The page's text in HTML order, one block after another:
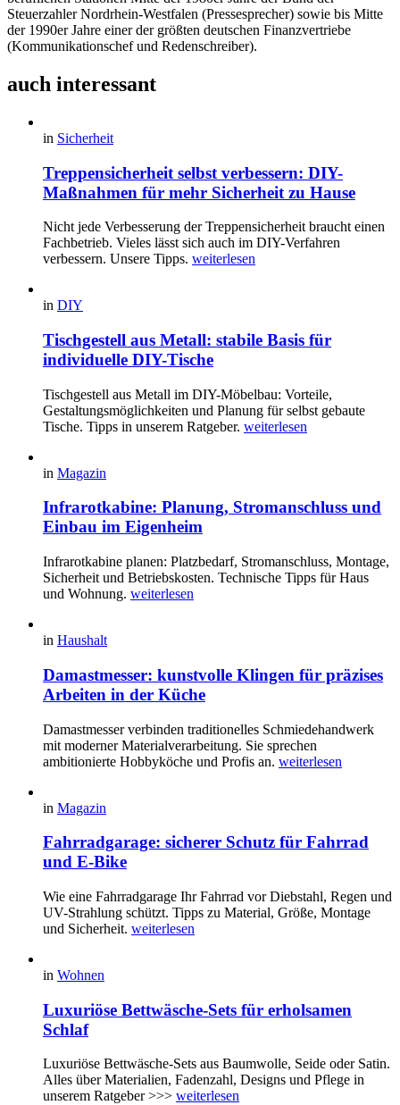
Steuerzahler Nordrhein-Westfalen (Pressesprecher) sowie bis Mitte
der 1990er Jahre einer der größten deutschen Finanzvertriebe
(Kommunikationschef und Redenschreiber).
auch interessant
in Sicherheit
Treppensicherheit selbst verbessern: DIY-
Maßnahmen für mehr Sicherheit zu Hause
Nicht jede Verbesserung der Treppensicherheit braucht einen
Fachbetrieb. Vieles lässt sich auch im DIY-Verfahren
verbessern. Unsere Tipps. weiterlesen
in DIY
Tischgestell aus Metall: stabile Basis für
individuelle DIY-Tische
Tischgestell aus Metall im DIY-Möbelbau: Vorteile,
Gestaltungsmöglichkeiten und Planung für selbst gebaute
Tische. Tipps in unserem Ratgeber. weiterlesen
in Magazin
Infrarotkabine: Planung, Stromanschluss und
Einbau im Eigenheim
Infrarotkabine planen: Platzbedarf, Stromanschluss, Montage,
Sicherheit und Betriebskosten. Technische Tipps für Haus
und Wohnung. weiterlesen
in Haushalt
Damastmesser: kunstvolle Klingen für präzises
Arbeiten in der Küche
Damastmesser verbinden traditionelles Schmiedehandwerk
mit moderner Materialverarbeitung. Sie sprechen
ambitionierte Hobbyköche und Profis an. weiterlesen
in Magazin
Fahrradgarage: sicherer Schutz für Fahrrad
und E-Bike
Wie eine Fahrradgarage Ihr Fahrrad vor Diebstahl, Regen und
UV-Strahlung schützt. Tipps zu Material, Größe, Montage
und Sicherheit. weiterlesen
in Wohnen
Luxuriöse Bettwäsche-Sets für erholsamen
Schlaf
Luxuriöse Bettwäsche-Sets aus Baumwolle, Seide oder Satin.
Alles über Materialien, Fadenzahl, Designs und Pflege in
unserem Ratgeber >>> weiterlesen